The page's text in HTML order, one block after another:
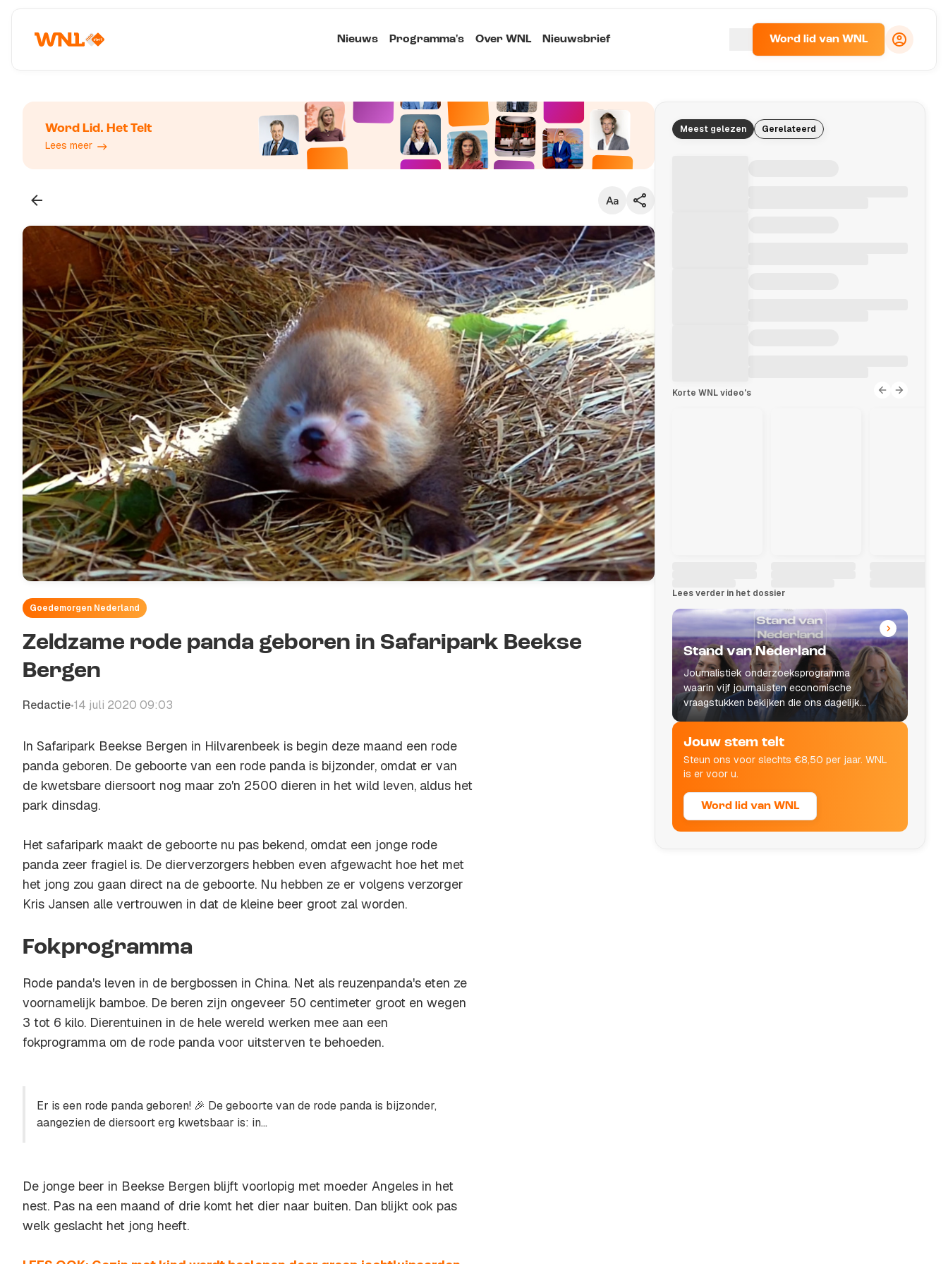
Nieuws Programma's Over WNL Nieuwsbrief Word lid van WNL
Word Lid. Het Telt
Lees meer
Klein
Standaard
Groot
Kopieer link
Goedemorgen Nederland
Zeldzame rode panda geboren in Safaripark Beekse
Bergen
Redactie•14 juli 2020 09:03
In Safaripark Beekse Bergen in Hilvarenbeek is begin deze maand een rode
panda geboren. De geboorte van een rode panda is bijzonder, omdat er van
de kwetsbare diersoort nog maar zo'n 2500 dieren in het wild leven, aldus het
park dinsdag.
Het safaripark maakt de geboorte nu pas bekend, omdat een jonge rode
panda zeer fragiel is. De dierverzorgers hebben even afgewacht hoe het met
het jong zou gaan direct na de geboorte. Nu hebben ze er volgens verzorger
Kris Jansen alle vertrouwen in dat de kleine beer groot zal worden.
Fokprogramma
Rode panda's leven in de bergbossen in China. Net als reuzenpanda's eten ze
voornamelijk bamboe. De beren zijn ongeveer 50 centimeter groot en wegen
3 tot 6 kilo. Dierentuinen in de hele wereld werken mee aan een
fokprogramma om de rode panda voor uitsterven te behoeden.
Er is een rode panda geboren! 🎉 De geboorte van de rode panda is bijzonder,
aangezien de diersoort erg kwetsbaar is: in...
De jonge beer in Beekse Bergen blijft voorlopig met moeder Angeles in het
nest. Pas na een maand of drie komt het dier naar buiten. Dan blijkt ook pas
welk geslacht het jong heeft.
Meest gelezen Gerelateerd
Korte WNL video's
Lees verder in het dossier
Stand van Nederland
Journalistiek onderzoeksprogramma
waarin vijf journalisten economische
vraagstukken bekijken die ons dagelijks
leven raken.
Jouw stem telt
Steun ons voor slechts €8,50 per jaar. WNL
is er voor u.
Word lid van WNL